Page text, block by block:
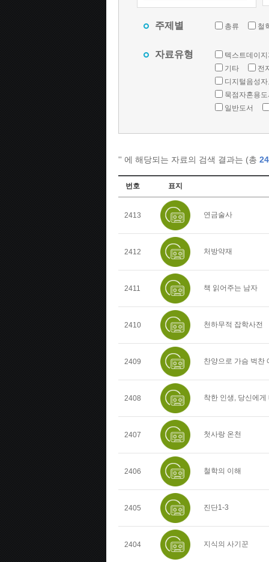
주제별 총류 철
자료유형
텍스트데이
기타
전
디지털음성
묵점자혼용
일반도서
'' 에 해당되는 자료의 검색 결과는 (총
번호 표지
2413 연금술사
2412 처방약재
2411 책 읽어주는 남자
2410 천하무적 잡학사전
2409 찬양으로 가슴 벅찬
2408 착한 인생, 당신에게
2407 첫사랑 온천
2406 철학의 이해
2405 진단1-3
2404 지식의 사기꾼